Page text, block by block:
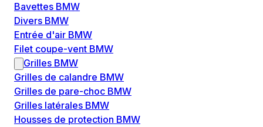
Bavettes BMW
Divers BMW
Entrée d'air BMW
Filet coupe-vent BMW
Grilles BMW
Grilles de calandre BMW
Grilles de pare-choc BMW
Grilles latérales BMW
Housses de protection BMW